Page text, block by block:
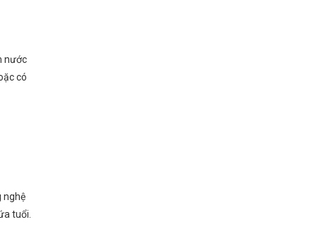
nước
có
nghệ
tuổi.